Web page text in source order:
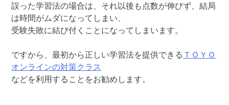
誤った学習法の場合は、それ以後も点数が伸びず、結局
は時間がムダになってしまい、
受験失敗に結び付くことになってしまいます。
ですから、最初から正しい学習法を提供できる ＴＯＹＯ
オンラインの対策クラス
などを利用することをお勧めします。